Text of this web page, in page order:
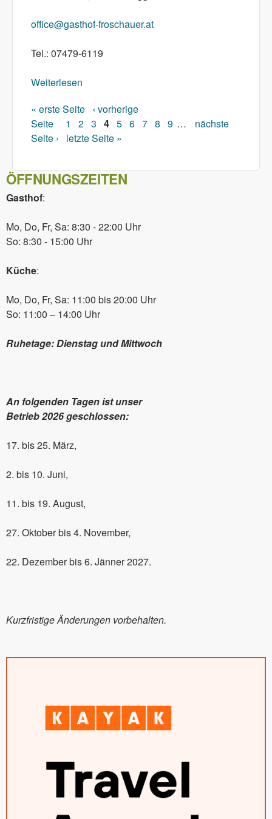
office@gasthof-froschauer.at
Tel.: 07479-6119
Weiterlesen
Seiten
« erste Seite ‹ vorherige
Seite
1 2 3 4 5 6 7 8 9 …
nächste
Seite ›
letzte Seite »
ÖFFNUNGSZEITEN
Gasthof:
Mo, Do, Fr, Sa: 8:30 - 22:00 Uhr
So: 8:30 - 15:00 Uhr
Küche:
Mo, Do, Fr, Sa: 11:00 bis 20:00 Uhr
So: 11:00 – 14:00 Uhr
Ruhetage: Dienstag und Mittwoch
An folgenden Tagen ist unser
Betrieb 2026 geschlossen:
17. bis 25. März,
2. bis 10. Juni,
11. bis 19. August,
27. Oktober bis 4. November,
22. Dezember bis 6. Jänner 2027.
Kurzfristige Änderungen vorbehalten.